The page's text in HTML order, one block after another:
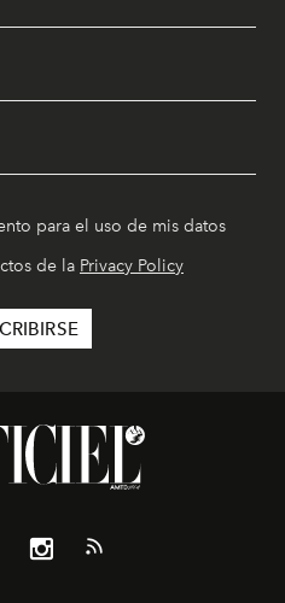
para el uso de mis datos
de la Privacy Policy